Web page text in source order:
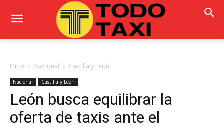
Inicio Nacional Castilla y León
Nacional Castilla y León
León busca equilibrar la
oferta de taxis ante el